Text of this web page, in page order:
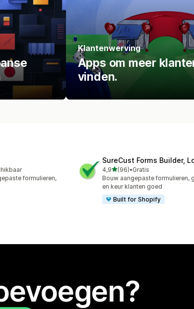
Klantenwerving
Apps om meer
vinden.
formulieren,
SureCust Forms Builder,
4,9van 5 sterren
(96)
96 recensies in totaal
•Gratis
Bouw aangepaste formulieren,
en keur klanten goed
Built for Shopify